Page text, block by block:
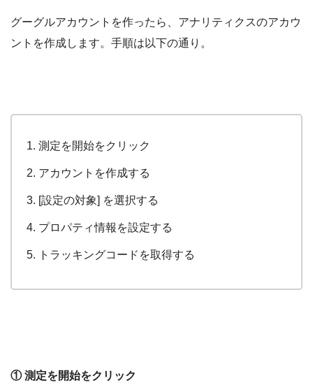
グーグルアカウントを作ったら、アナリティクスのアカウ
ントを作成します。手順は以下の通り。
測定を開始をクリック
アカウントを作成する
[設定の対象] を選択する
プロパティ情報を設定する
トラッキングコードを取得する
① 測定を開始をクリック